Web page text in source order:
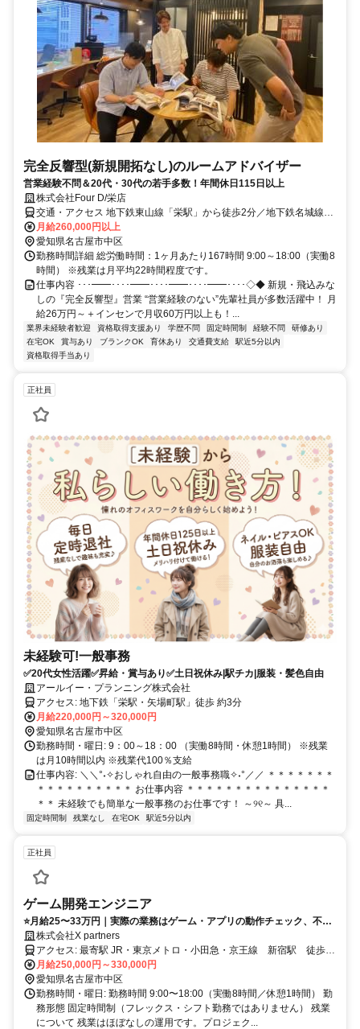
完全反響型(新規開拓なし)のルームアドバイザー
営業経験不問＆20代・30代の若手多数！年間休日115日以上
株式会社Four D/栄店
交通・アクセス 地下鉄東山線「栄駅」から徒歩2分／地下鉄名城線
「矢場町駅」から徒歩5分
月給260,000円以上
愛知県名古屋市中区
勤務時間詳細 総労働時間：1ヶ月あたり167時間 9:00～18:00（実働8
時間） ※残業は月平均22時間程度です。
仕事内容 ･･･━━････━━････━━････━━････◇◆ 新規・飛込みな
しの『完全反響型』営業 “営業経験のない”先輩社員が多数活躍中！ 月
給26万円～＋インセンで月収60万円以上も！...
業界未経験者歓迎 資格取得支援あり 学歴不問 固定時間制 経験不問
研修あり
在宅OK
賞与あり ブランクOK 育休あり 交通費支給
駅近5分以内
資格取得手当あり
正社員
未経験可!一般事務
✅20代女性活躍✅昇給・賞与あり✅土日祝休み|駅チカ|服装・髪色自由
アールイー・プランニング株式会社
アクセス: 地下鉄「栄駅・矢場町駅」徒歩 約3分
月給220,000円～320,000円
愛知県名古屋市中区
勤務時間・曜日: 9：00～18：00 （実働8時間・休憩1時間） ※残業
は月10時間以内 ※残業代100％支給
仕事内容: ＼＼°˖✧おしゃれ自由の一般事務職✧˖°／／ ＊＊＊＊＊＊＊
＊＊＊＊＊＊＊＊＊＊ お仕事内容 ＊＊＊＊＊＊＊＊＊＊＊＊＊＊＊
＊＊ 未経験でも簡単な一般事務のお仕事です！ ～୨୧～ 具...
固定時間制 残業なし 在宅OK 駅近5分以内
正社員
ゲーム開発エンジニア
⭐月給25〜33万円｜実際の業務はゲーム・アプリの動作チェック、不具
合修正、Webサービス開発サポート、ITインフラ運用など。職種名は
「ゲーム開発エンジニア」ですが、未経験スタートはサポート寄りから
です。土日祝休み・残業ほぼなし・社会保険完備・住宅手当あり。
株式会社X partners
アクセス: 最寄駅 JR・東京メトロ・小田急・京王線 新宿駅 徒歩5
分 都営大江戸線 新宿西口駅 徒歩1分
月給250,000円～330,000円
愛知県名古屋市中区
勤務時間・曜日: 勤務時間 9:00〜18:00（実働8時間／休憩1時間） 勤
務形態 固定時間制（フレックス・シフト勤務ではありません） 残業
について 残業はほぼなしの運用です。プロジェク...